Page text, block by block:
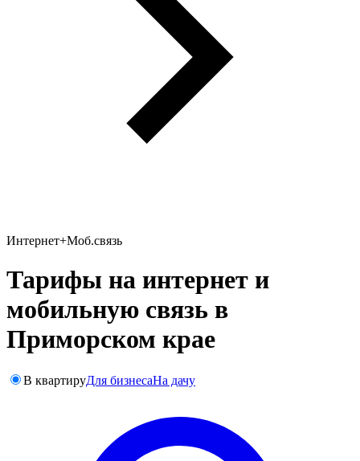
Интернет+Моб.связь
Тарифы на интернет и
мобильную связь в
Приморском крае
В квартируДля бизнесаНа дачу